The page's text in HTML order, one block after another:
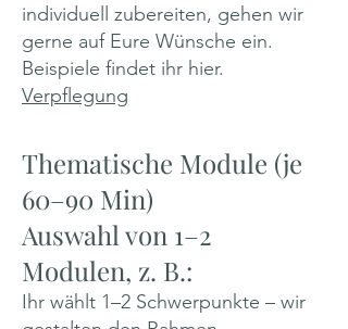
individuell zubereiten, gehen wir
gerne auf Eure Wünsche ein.
Beispiele findet ihr hier.
Verpflegung
Thematische Module (je
60–90 Min)
Auswahl von 1–2
Modulen, z. B.:
Ihr wählt 1–2 Schwerpunkte – wir